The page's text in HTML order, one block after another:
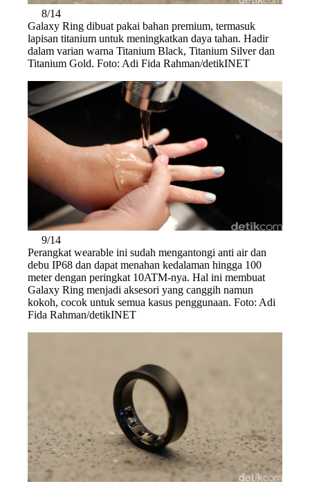
8/14
Galaxy Ring dibuat pakai bahan premium, termasuk
lapisan titanium untuk meningkatkan daya tahan. Hadir
dalam varian warna Titanium Black, Titanium Silver dan
Titanium Gold. Foto: Adi Fida Rahman/detikINET
9/14
Perangkat wearable ini sudah mengantongi anti air dan
debu IP68 dan dapat menahan kedalaman hingga 100
meter dengan peringkat 10ATM-nya. Hal ini membuat
Galaxy Ring menjadi aksesori yang canggih namun
kokoh, cocok untuk semua kasus penggunaan. Foto: Adi
Fida Rahman/detikINET